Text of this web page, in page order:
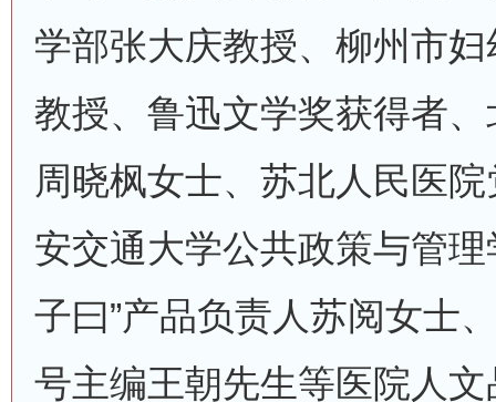
学部张大庆教授、柳州市
教授、鲁迅文学奖获得者
周晓枫女士、苏北人民医
安交通大学公共政策与管
子曰”产品负责人苏阅女士
号主编王朝先生等医院人